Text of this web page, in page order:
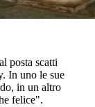
posta scatti
In uno le sue
in un altro
felice".